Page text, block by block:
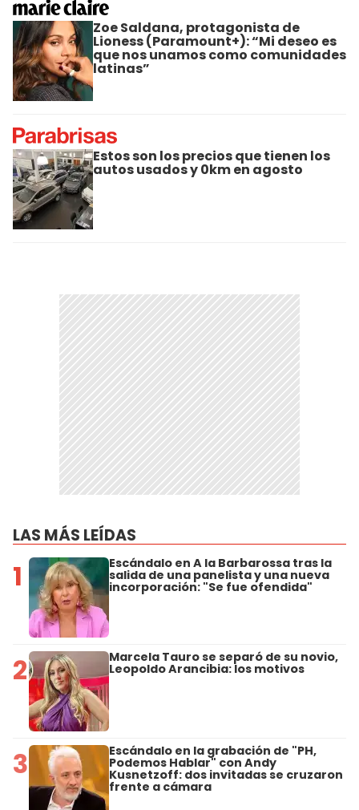
Zoe Saldana, protagonista de
Lioness (Paramount+): “Mi deseo es
que nos unamos como comunidades
latinas”
Estos son los precios que tienen los
autos usados y 0km en agosto
LAS MÁS LEÍDAS
1 Escándalo en A la Barbarossa tras la
salida de una panelista y una nueva
incorporación: "Se fue ofendida"
2 Marcela Tauro se separó de su novio,
Leopoldo Arancibia: los motivos
3 Escándalo en la grabación de "PH,
Podemos Hablar" con Andy
Kusnetzoff: dos invitadas se cruzaron
frente a cámara